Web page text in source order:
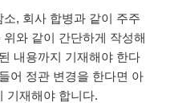
, 회사 합병과 같이 주주
와 같이 간단하게 작성해
내용까지 기재해야 한다
어 정관 변경을 한다면 아
기재해야 합니다.